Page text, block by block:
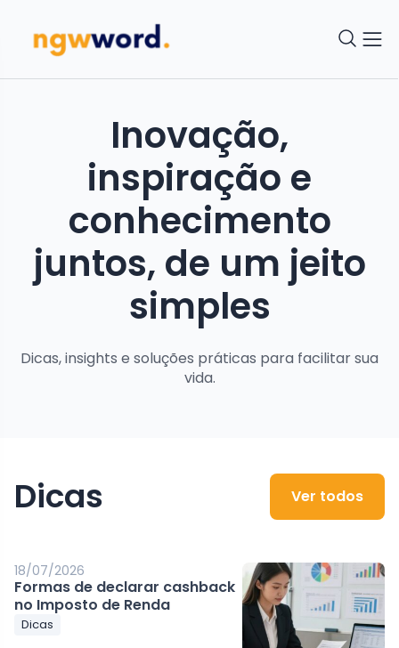
Inovação,
inspiração e
conhecimento
juntos, de um jeito
simples
Dicas, insights e soluções práticas para facilitar sua
vida.
Dicas Ver todos
18/07/2026
Formas de declarar cashback
no Imposto de Renda
Dicas